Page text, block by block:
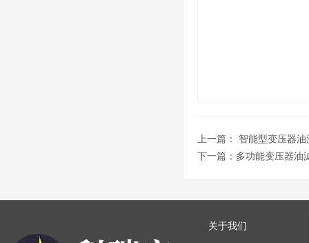
上一篇： 智能型变压器油
下一篇： 多功能变压器油
关于我们